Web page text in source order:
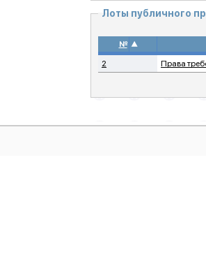
Лоты публичного
№ ▲
2
Права